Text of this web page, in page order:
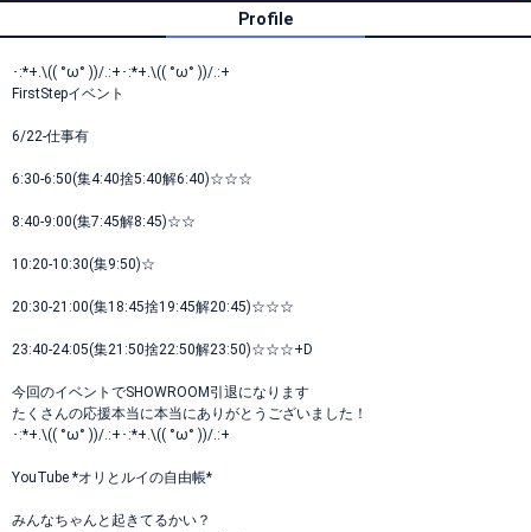
Profile
･:*+.\(( °ω° ))/.:+･:*+.\(( °ω° ))/.:+
FirstStepイベント
6/22-仕事有
6:30-6:50(集4:40捨5:40解6:40)☆☆☆
8:40-9:00(集7:45解8:45)☆☆
10:20-10:30(集9:50)☆
20:30-21:00(集18:45捨19:45解20:45)☆☆☆
23:40-24:05(集21:50捨22:50解23:50)☆☆☆+D
今回のイベントでSHOWROOM引退になります
たくさんの応援本当に本当にありがとうございました！
･:*+.\(( °ω° ))/.:+･:*+.\(( °ω° ))/.:+
YouTube *オリとルイの自由帳*
みんなちゃんと起きてるかい？